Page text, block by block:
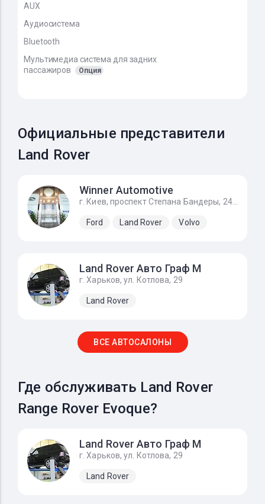
AUX
Аудиосистема
Bluetooth
Мультимедиа система для задних
пассажиров
Опция
Официальные представители
Land Rover
Winner Automotive
г. Киев, проспект Степана Бандеры, 24Д
Ford Land Rover Volvo
Land Rover Авто Граф М
г. Харьков, ул. Котлова, 29
Land Rover
ВСЕ АВТОСАЛОНЫ
Где обслуживать Land Rover
Range Rover Evoque?
Land Rover Авто Граф М
г. Харьков, ул. Котлова, 29
Land Rover